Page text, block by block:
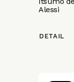
Alessi
DETAIL